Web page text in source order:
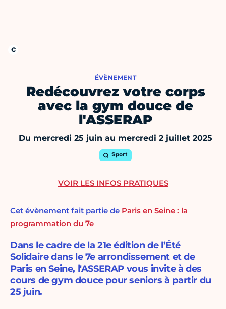
ÉVÈNEMENT
Redécouvrez votre corps
avec la gym douce de
l'ASSERAP
Du mercredi 25 juin au mercredi 2 juillet 2025
Sport
Cet évènement fait partie de Paris en Seine : la
programmation du 7e
Dans le cadre de la 21e édition de l’Été
Solidaire dans le 7e arrondissement et de
Paris en Seine, l'ASSERAP vous invite à des
cours de gym douce pour seniors à partir du
25 juin.
VOIR LES INFOS PRATIQUES